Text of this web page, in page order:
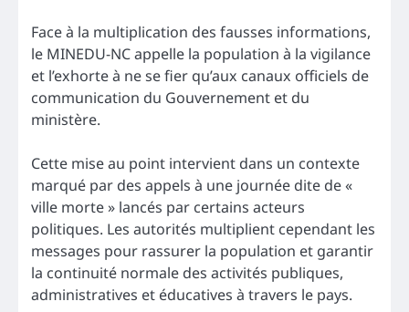
Face à la multiplication des fausses informations,
le MINEDU-NC appelle la population à la vigilance
et l’exhorte à ne se fier qu’aux canaux officiels de
communication du Gouvernement et du
ministère.
Cette mise au point intervient dans un contexte
marqué par des appels à une journée dite de «
ville morte » lancés par certains acteurs
politiques. Les autorités multiplient cependant les
messages pour rassurer la population et garantir
la continuité normale des activités publiques,
administratives et éducatives à travers le pays.